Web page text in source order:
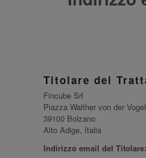
Titolare del
Fincube Srl
Piazza Walther von der
39100 Bolzano
Alto Adige, Italia
Indirizzo email del Titolare: